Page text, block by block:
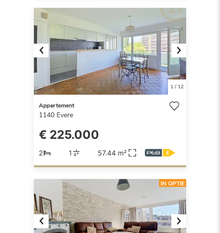
Previous Next
1/ 12
Appartement
1140 Evere
€ 225.000
2 1 57.44 m²
Previous Next
IN OPTIE